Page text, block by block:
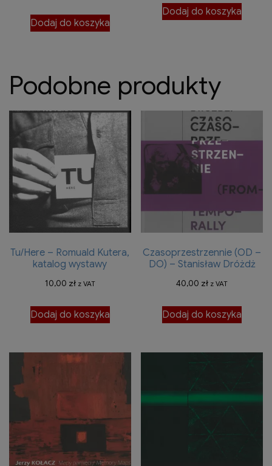
Dodaj do koszyka
Dodaj do koszyka
Podobne produkty
Tu/Here – Romuald Kutera,
katalog wystawy
10,00 zł z VAT
Dodaj do koszyka
Czasoprzestrzennie (OD –
DO) – Stanisław Dróżdż
40,00 zł z VAT
Dodaj do koszyka